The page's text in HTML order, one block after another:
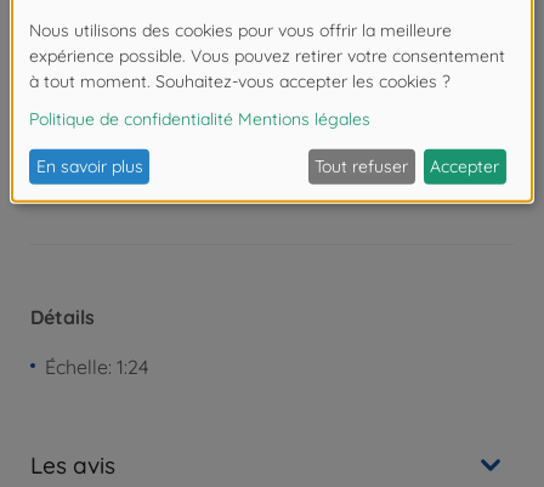
véhicules emblématiques, qu'il s'agisse de voitures
anciennes ou de voitures de sport modernes.
moins de 3 ans. Risque d'asphyxie lié à la
présence de pièces de petite taille.
Détails
Échelle: 1:24
Les avis